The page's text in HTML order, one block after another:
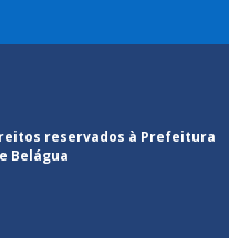
reservados à Prefeitura
Belágua